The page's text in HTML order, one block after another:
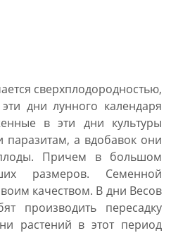
сверхплодородностью,
дни лунного календаря
в эти дни культуры
паразитам, а вдобавок они
Причем в большом
размеров. Семенной
качеством. В дни Весов
производить пересадку
растений в этот период